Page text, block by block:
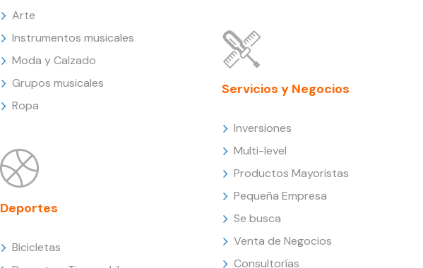
Arte
Instrumentos musicales
Moda y Calzado
Grupos musicales
Ropa
Deportes
Bicicletas
Servicios y Negocios
Inversiones
Multi-level
Productos Mayoristas
Pequeña Empresa
Se busca
Venta de Negocios
Consultorías